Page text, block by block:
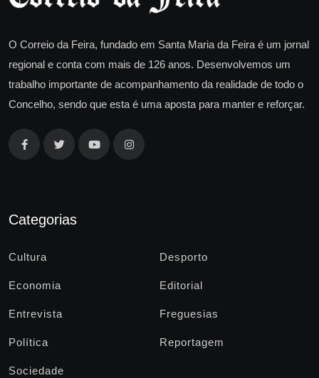
O Correio da Feira, fundado em Santa Maria da Feira é um jornal
regional e conta com mais de 126 anos. Desenvolvemos um
trabalho importante de acompanhamento da realidade de todo o
Concelho, sendo que esta é uma aposta para manter e reforçar.
Categorias
Cultura Desporto
Economia Editorial
Entrevista Freguesias
Política Reportagem
Sociedade